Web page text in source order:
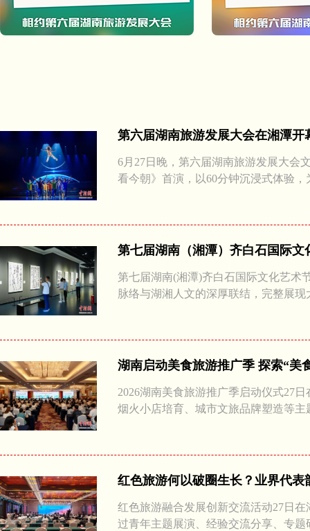
第六届湖南旅游发展大会在湘潭开
6月27日晚，第六届湖南旅游发展大会
看今朝》首演，以60分钟沉浸式体验
第七届湖南（湘潭）齐白石国际
第七届湖南(湘潭)齐白石国际文化艺术
脉络与湖湘人文的深厚联结，完整展
湖南启动美食旅游推广季 探索“美
2026湖南美食旅游推广季启动仪式27
烟火小店培育、城市文旅品牌塑造等
红色旅游何以破圈生长？业界代表
红色旅游融合发展创新交流活动27日
过青年主题展演、经验交流分享、专